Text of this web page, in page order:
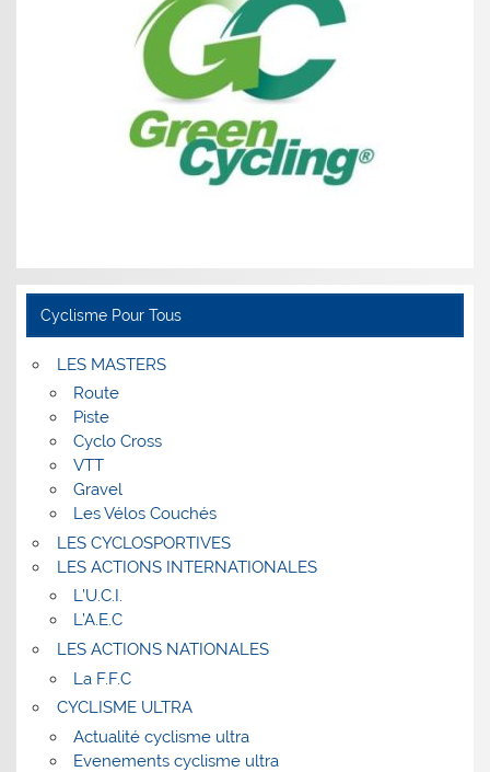
Cyclisme Pour Tous
LES MASTERS
Route
Piste
Cyclo Cross
VTT
Gravel
Les Vélos Couchés
LES CYCLOSPORTIVES
LES ACTIONS INTERNATIONALES
L’U.C.I.
L’A.E.C
LES ACTIONS NATIONALES
La F.F.C
CYCLISME ULTRA
Actualité cyclisme ultra
Evenements cyclisme ultra